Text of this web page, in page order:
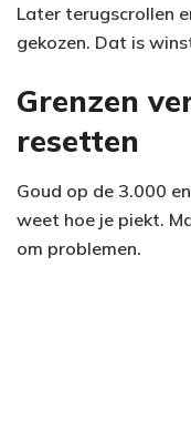
Later terugscrollen
gekozen. Dat is
Grenzen
resetten
Goud op de 3.000
weet hoe je piekt.
om problemen.